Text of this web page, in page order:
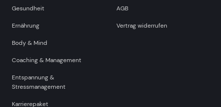
Gesundheit
Ernährung
Body & Mind
Coaching & Management
Entspannung &
Stressmanagement
Karrierepaket
AGB
Vertrag widerrufen